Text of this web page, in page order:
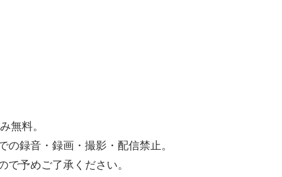
無料。
録音・録画・撮影・配信禁止。
予めご了承ください。